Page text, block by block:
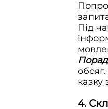
Під
казку
4.